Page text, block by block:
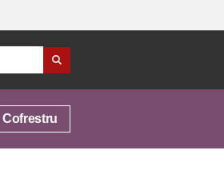
Cofrestru